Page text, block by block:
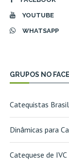
YOUTUBE
WHATSAPP
GRUPOS NO
Catequistas Brasil
Dinâmicas para
Catequese de IVC